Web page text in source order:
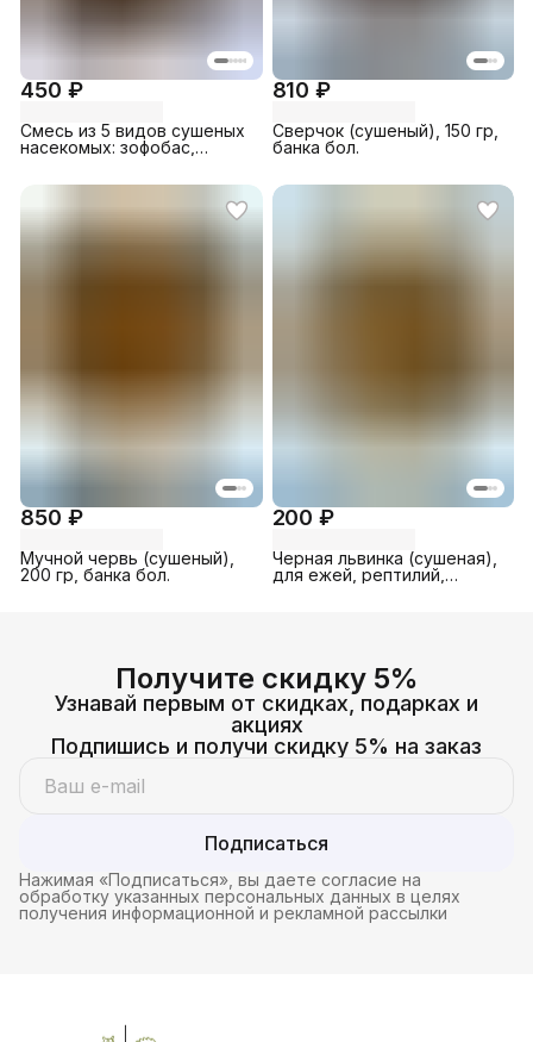
450 ₽
Смесь из 5 видов сушеных
насекомых: зофобас,
сверчок, кузнечик, 100 гр,
810 ₽
Сверчок (сушеный), 150 гр,
банка бол.
850 ₽
Мучной червь (сушеный),
200 гр, банка бол.
200 ₽
Черная львинка (сушеная),
для ежей, рептилий,
Получите скидку 5%
Узнавай первым от скидках, подарках и
акциях
Подпишись и получи скидку 5% на заказ
Подписаться
Нажимая «Подписаться», вы даете согласие на
обработку указанных персональных данных в целях
получения информационной и рекламной рассылки